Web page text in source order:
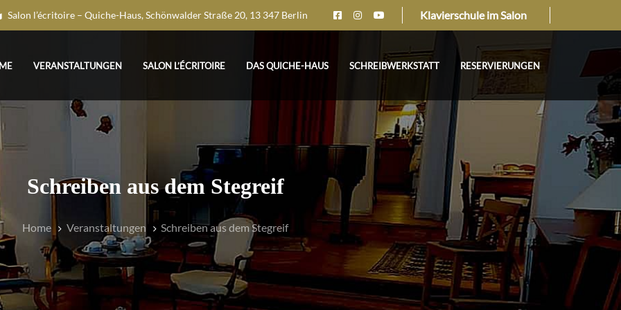
Salon l’écritoire – Quiche-Haus, Schönwalder Straße 20, 13 347 Berlin Klavierschule im Salon
VERANSTALTUNGEN SALON L’ÉCRITOIRE DAS QUICHE-HAUS SCHREIBWERKSTATT RESERVIERUNGEN
Schreiben aus dem Stegreif
Home Veranstaltungen Schreiben aus dem Stegreif